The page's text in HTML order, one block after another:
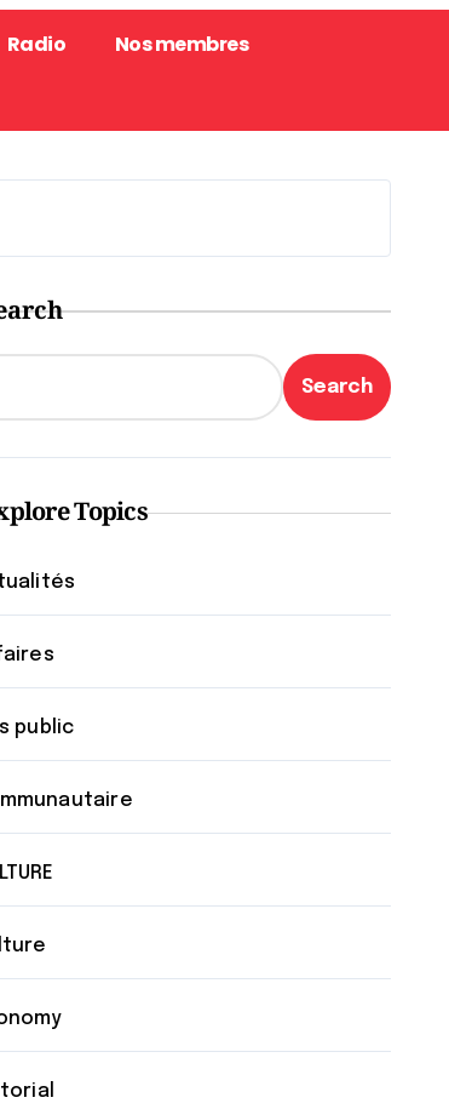
Radio
Nos membres
Search
Topics
public